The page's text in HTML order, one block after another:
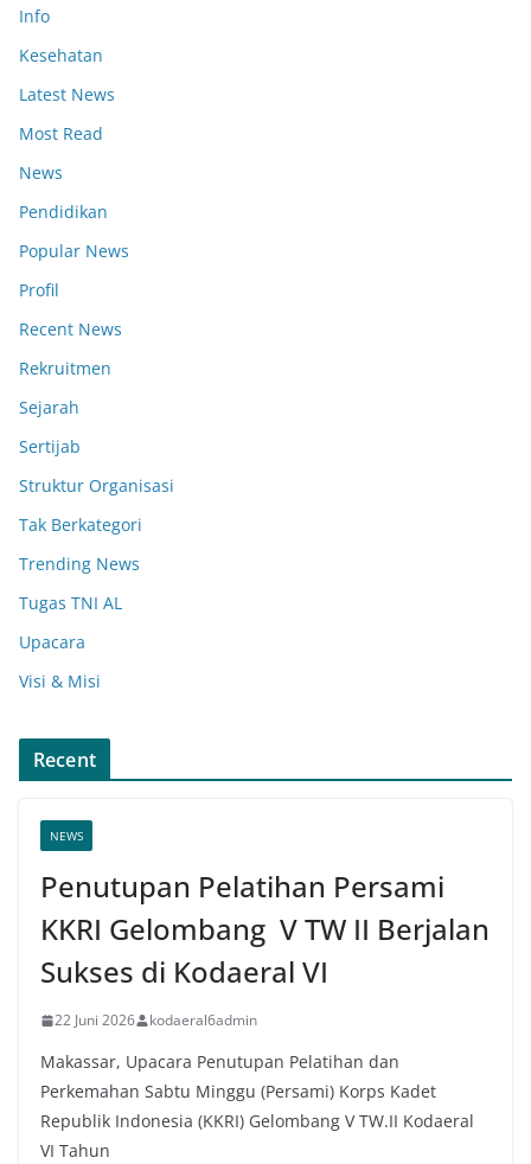
Info
Kesehatan
Latest News
Most Read
News
Pendidikan
Popular News
Profil
Recent News
Rekruitmen
Sejarah
Sertijab
Struktur Organisasi
Tak Berkategori
Trending News
Tugas TNI AL
Upacara
Visi & Misi
Recent
NEWS
Penutupan Pelatihan Persami
KKRI Gelombang V TW II Berjalan
Sukses di Kodaeral VI
22 Juni 2026 kodaeral6admin
Makassar, Upacara Penutupan Pelatihan dan
Perkemahan Sabtu Minggu (Persami) Korps Kadet
Republik Indonesia (KKRI) Gelombang V TW.II Kodaeral
VI Tahun